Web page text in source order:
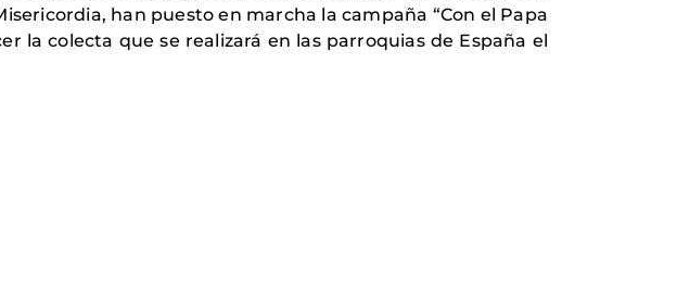
han puesto en marcha la campaña “Con el Papa
la colecta que se realizará en las parroquias de España el